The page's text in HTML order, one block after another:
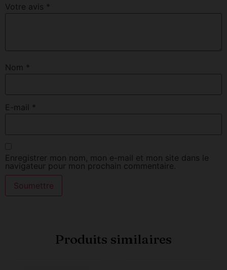
Votre avis *
Nom *
E-mail *
Enregistrer mon nom, mon e-mail et mon site dans le
navigateur pour mon prochain commentaire.
Produits similaires